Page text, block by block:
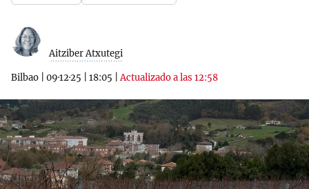
Aitziber Atxutegi
Bilbao 09·12·25 18:05 |Actualizado a las 12:58